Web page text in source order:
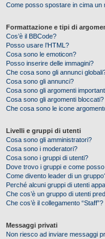
Come posso spostare in cima un
Formattazione e tipi di
Cos’è il BBCode?
Posso usare l’HTML?
Cosa sono le emoticon?
Posso inserire delle immagini?
Che cosa sono gli annunci
Cosa sono gli annunci?
Cosa sono gli argomenti
Cosa sono gli argomenti bloccati?
Che cosa sono le icone
Livelli e gruppi di utenti
Cosa sono gli amministratori?
Cosa sono i moderatori?
Cosa sono i gruppi di utenti?
Dove trovo i gruppi e come
Come divento leader di un
Perché alcuni gruppi di utenti
Che cos’è un gruppo di utenti
Che cos’è il collegamento “Staff”?
Messaggi privati
Non riesco ad inviare messaggi